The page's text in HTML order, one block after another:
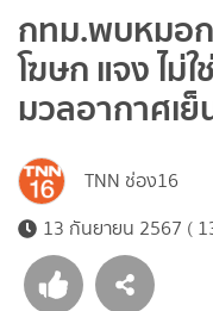
กทม.พบหมอ
โฆษก แจง ไม่
มวลอากาศเ
TNN ช่อง16
13 กันยายน 2567 (